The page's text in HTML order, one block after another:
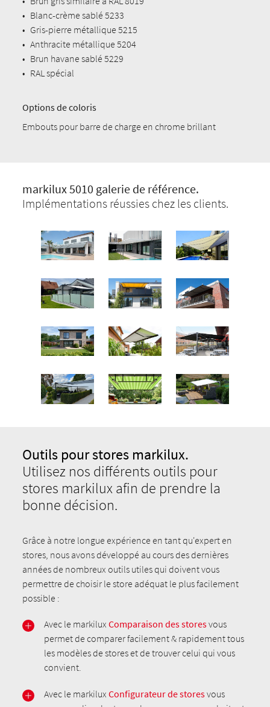
• Blanc-crème sablé 5233
• Gris-pierre métallique 5215
• Anthracite métallique 5204
• Brun havane sablé 5229
• RAL spécial
Options de coloris
Embouts pour barre de charge en chrome brillant
markilux 5010 galerie de référence.
Implémentations réussies chez les clients.
Outils pour stores markilux.
Utilisez nos différents outils pour
stores markilux afin de prendre la
bonne décision.
Grâce à notre longue expérience en tant qu'expert en
stores, nous avons développé au cours des dernières
années de nombreux outils utiles qui doivent vous
permettre de choisir le store adéquat le plus facilement
possible :
Avec le markiluxComparaison des storesvous
permet de comparer facilement & rapidement tous
les modèles de stores et de trouver celui qui vous
convient.
Avec le markiluxConfigurateur de storesvous